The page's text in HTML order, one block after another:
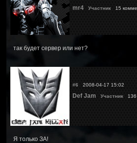
mr4 Участник 15
так будет сервер или нет?
#6 2008-04-17 15:02
Def Jam Участник 136
Я только ЗА!